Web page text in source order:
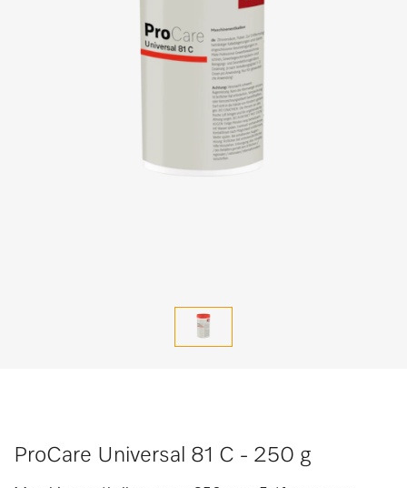
ProCare Universal 81 C - 250 g